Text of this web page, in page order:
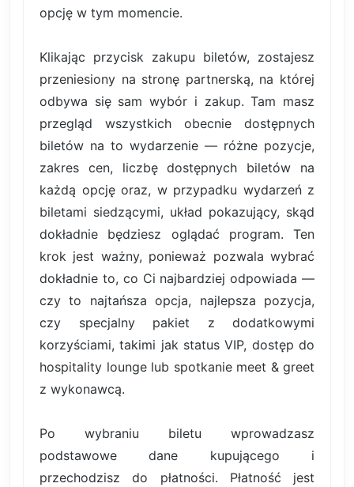
opcję w tym momencie.
Klikając przycisk zakupu biletów, zostajesz
przeniesiony na stronę partnerską, na której
odbywa się sam wybór i zakup. Tam masz
przegląd wszystkich obecnie dostępnych
biletów na to wydarzenie — różne pozycje,
zakres cen, liczbę dostępnych biletów na
każdą opcję oraz, w przypadku wydarzeń z
biletami siedzącymi, układ pokazujący, skąd
dokładnie będziesz oglądać program. Ten
krok jest ważny, ponieważ pozwala wybrać
dokładnie to, co Ci najbardziej odpowiada —
czy to najtańsza opcja, najlepsza pozycja,
czy specjalny pakiet z dodatkowymi
korzyściami, takimi jak status VIP, dostęp do
hospitality lounge lub spotkanie meet & greet
z wykonawcą.
Po wybraniu biletu wprowadzasz
podstawowe dane kupującego i
przechodzisz do płatności. Płatność jest